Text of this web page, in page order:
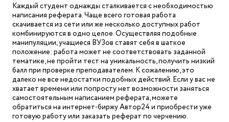
Каждый студент однажды сталкивается с необходимостью
написания реферата. Чаще всего готовая работа
скачивается из сети или же несколько доступных работ
комбинируются в одно целое. Осуществляя подобные
манипуляции, учащиеся ВУЗов ставят себя в шаткое
положение: работа может не соответствовать заданной
тематике, не пройти тест на уникальность, получить низкий
балл при проверке преподавателем. К сожалению, это
далеко не все недостатки подобных действий. Если у вас не
хватает времени или попросту нет возможности заняться
самостоятельным написанием реферата, можете
обратиться на интернет-биржу Автор24 и приобрести уже
готовую работу или заказать реферат по черчению.